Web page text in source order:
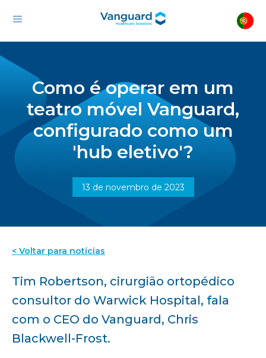
Como é operar em um
teatro móvel Vanguard,
configurado como um
'hub eletivo'?
13 de novembro de 2023
< Voltar para notícias
Tim Robertson, cirurgião ortopédico
consultor do Warwick Hospital, fala
com o CEO do Vanguard, Chris
Blackwell-Frost.